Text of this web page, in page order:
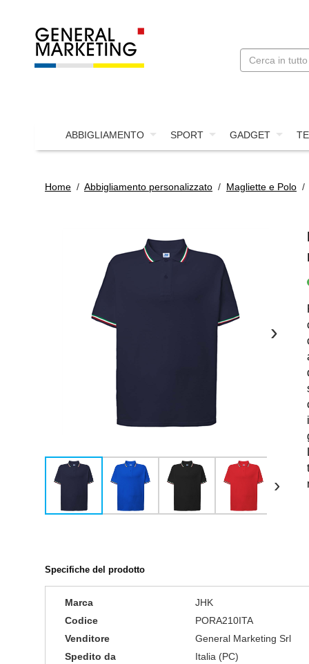
ABBIGLIAMENTO SPORT GADGET
Home / Abbigliamento personalizzato / Magliette e Polo
›
›
Specifiche del prodotto
Marca
JHK
Codice
PORA210ITA
Venditore
General Marketing Srl
Spedito da
Italia (PC)